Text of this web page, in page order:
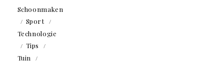
Schoonmaken
Sport
Technologie
Tips
Tuin